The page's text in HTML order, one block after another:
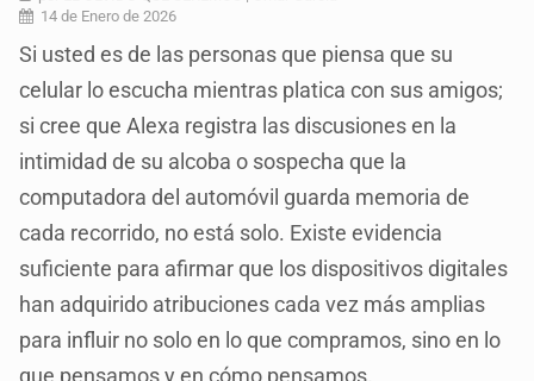
14 de Enero de 2026
Si usted es de las personas que piensa que su
celular lo escucha mientras platica con sus amigos;
si cree que Alexa registra las discusiones en la
intimidad de su alcoba o sospecha que la
computadora del automóvil guarda memoria de
cada recorrido, no está solo. Existe evidencia
suficiente para afirmar que los dispositivos digitales
han adquirido atribuciones cada vez más amplias
para influir no solo en lo que compramos, sino en lo
que pensamos y en cómo pensamos.